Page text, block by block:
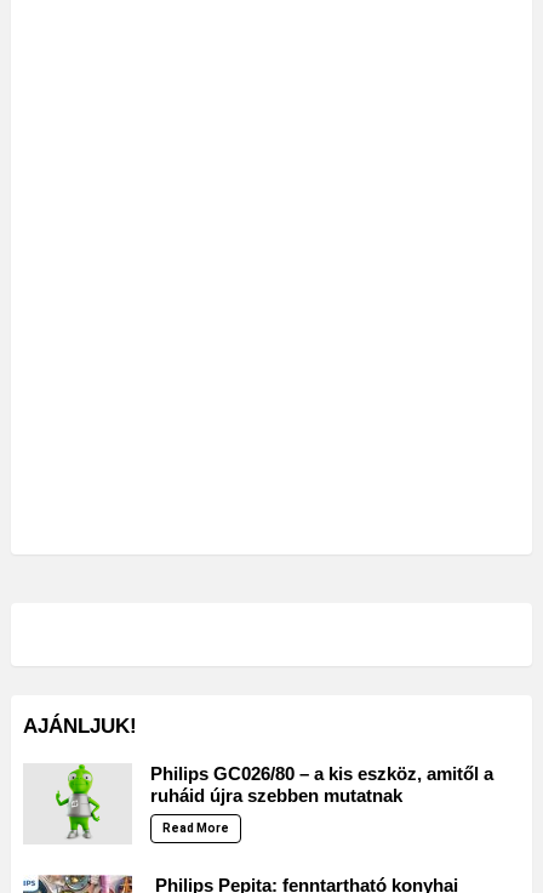
AJÁNLJUK!
Philips GC026/80 – a kis eszköz, amitől a
ruháid újra szebben mutatnak
Read More
Philips Pepita: fenntartható konyhai